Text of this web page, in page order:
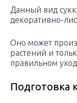
Данный вид
декоративно-
Оно может
растений и
правильном
Подготовка